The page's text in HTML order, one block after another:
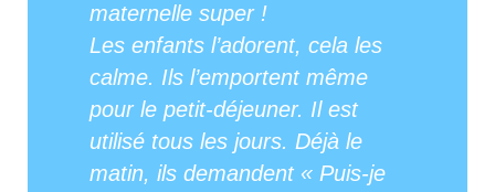
maternelle super !
Les enfants l’adorent, cela les
calme. Ils l’emportent même
pour le petit-déjeuner. Il est
utilisé tous les jours. Déjà le
matin, ils demandent « Puis-je